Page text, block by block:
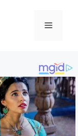
Menu